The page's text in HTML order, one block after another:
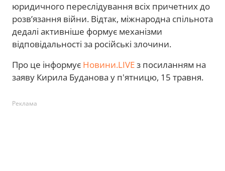
юридичного переслідування всіх причетних до
розв’язання війни. Відтак, міжнародна спільнота
дедалі активніше формує механізми
відповідальності за російські злочини.
Про це інформує Новини.LIVEз посиланням на
заяву Кирила Буданова у п'ятницю, 15 травня.
Реклама